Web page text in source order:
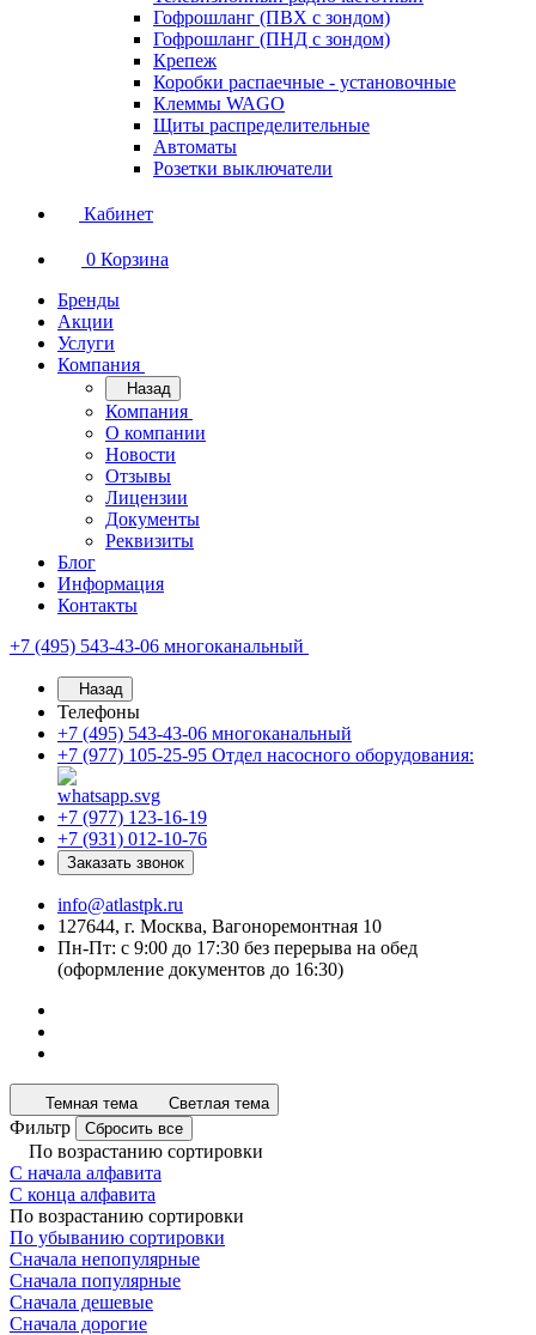
Гофрошланг (ПВХ с зондом)
Гофрошланг (ПНД с зондом)
Крепеж
Коробки распаечные - установочные
Клеммы WAGO
Щиты распределительные
Автоматы
Розетки выключатели
Кабинет
0 Корзина
Бренды
Акции
Услуги
Компания
Назад
Компания
О компании
Новости
Отзывы
Лицензии
Документы
Реквизиты
Блог
Информация
Контакты
+7 (495) 543-43-06 многоканальный
Назад
Телефоны
+7 (495) 543-43-06 многоканальный
+7 (977) 105-25-95 Отдел насосного оборудования:
+7 (977) 123-16-19
+7 (931) 012-10-76
Заказать звонок
info@atlastpk.ru
127644, г. Москва, Вагоноремонтная 10
Пн-Пт: с 9:00 до 17:30 без перерыва на обед
(оформление документов до 16:30)
Темная тема Светлая тема
Фильтр Сбросить все
По возрастанию сортировки
С начала алфавита
С конца алфавита
По возрастанию сортировки
По убыванию сортировки
Сначала непопулярные
Сначала популярные
Сначала дешевые
Сначала дорогие